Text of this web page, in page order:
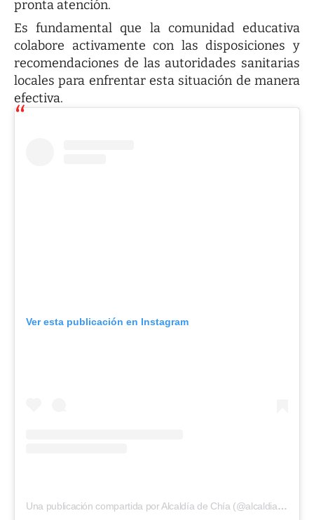
pronta atención.
Es fundamental que la comunidad educativa
colabore activamente con las disposiciones y
recomendaciones de las autoridades sanitarias
locales para enfrentar esta situación de manera
efectiva.
Ver esta publicación en Instagram
Una publicación compartida por Alcaldía de Chía (@alcaldiachia)